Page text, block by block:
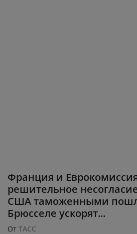
Франция и
решительное
США таможенными
Брюсселе ускорят...
От ТАСС